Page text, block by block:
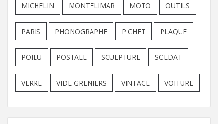
MICHELIN MONTELIMAR MOTO OUTILS
PARIS PHONOGRAPHE PICHET PLAQUE
POILU POSTALE SCULPTURE SOLDAT
VERRE VIDE-GRENIERS VINTAGE VOITURE